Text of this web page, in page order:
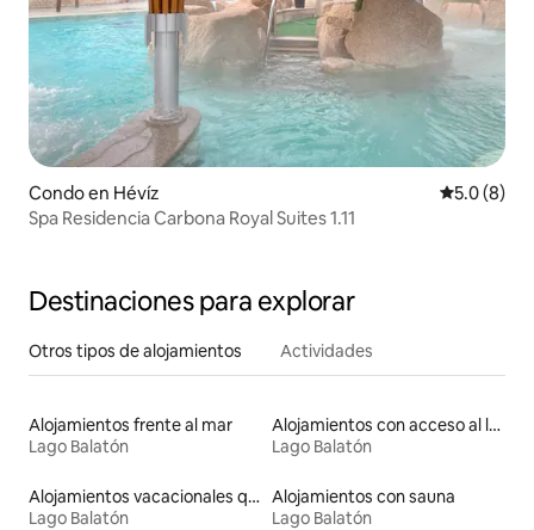
Condo en Hévíz
5.0 (8)
Spa Residencia Carbona Royal Suites 1.11
Destinaciones para explorar
Otros tipos de alojamientos Actividades
Alojamientos frente al mar
Lago Balatón
Alojamientos con acceso al lago
Lago Balatón
Alojamientos vacacionales que admiten mascotas
Lago Balatón
Alojamientos con sauna
Lago Balatón